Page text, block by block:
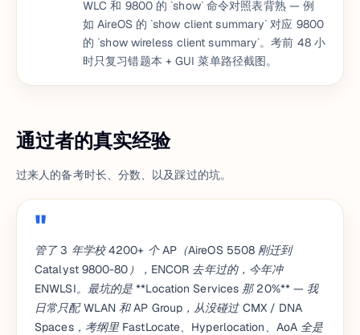
WLC 和 9800 的 `show` 命令对照表背熟 — 例
如 AireOS 的 `show client summary` 对应 9800
的 `show wireless client summary`。考前 48 小
时只复习错题本 + GUI 菜单路径截图。
通过者的真实经验
过来人的备考时长、分数、以及踩过的坑。
管了 3 年学校 4200+ 个 AP（AireOS 5508 刚迁到
Catalyst 9800-80），ENCOR 去年过的，今年冲
ENWLSI。最坑的是 **Location Services 那 20%** — 我
日常只配 WLAN 和 AP Group，从没碰过 CMX / DNA
Spaces，考纲里 FastLocate、Hyperlocation、AoA 全是